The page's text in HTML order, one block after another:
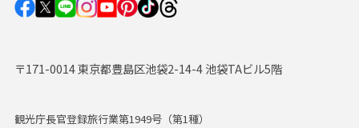
〒171-0014 東京都豊島区池袋2-14-4 池袋TAビル5階
観光庁長官登録旅行業第1949号（第1種）